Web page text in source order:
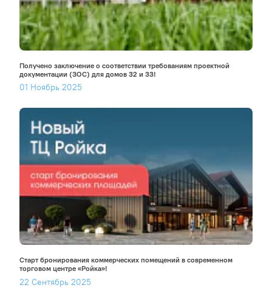
Получено заключение о соответствии требованиям проектной
документации (ЗОС) для домов 32 и 33!
01 Ноябрь 2025
Старт бронирования коммерческих помещений в современном
торговом центре «Ройка»!
22 Сентябрь 2025